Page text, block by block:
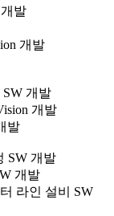
개발
개발
SW 개발
개발
발
SW 개발
개발
라인 설비 SW